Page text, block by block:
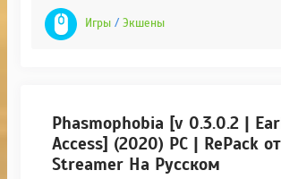
Игры / Экшены
Phasmophobia [v 0.3.0.2 |
Access] (2020) PC | RePack от
Streamer На Русском